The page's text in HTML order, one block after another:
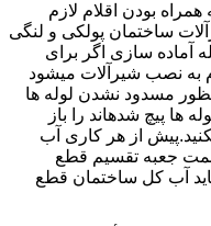
بودن اقلام لازم
ساختمان پولکی و لنگی
آماده سازی اگر برای
به نصب شیرآلات میشود
مسدود نشدن لوله ها
ها پیچ شدهاند را باز
از هر کاری آب
جعبه تقسیم قطع
آب کل ساختمان قطع